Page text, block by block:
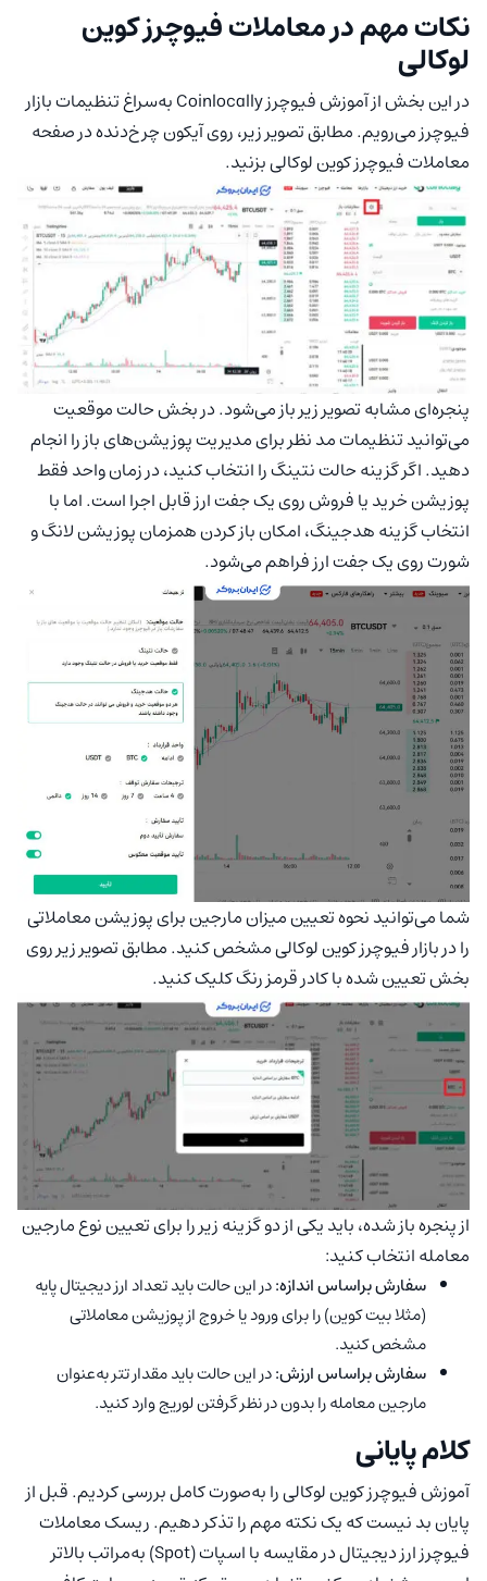
نکات مهم در معاملات فیوچرز کوین
لوکالی
در این بخش از آموزش فیوچرز Coinlocally به‌سراغ تنظیمات بازار
فیوچرز می‌رویم. مطابق تصویر زیر، روی آیکون چرخ‌دنده در صفحه
معاملات فیوچرز کوین لوکالی بزنید.
پنجره‌ای مشابه تصویر زیر باز می‌شود. در بخش حالت موقعیت
می‌توانید تنظیمات مد نظر برای مدیریت پوزیشن‌های باز را انجام
دهید. اگر گزینه حالت نتینگ را انتخاب کنید، در زمان واحد فقط
پوزیشن خرید یا فروش روی یک جفت ارز قابل اجرا است. اما با
انتخاب گزینه هدجینگ، امکان باز کردن همزمان پوزیشن لانگ و
شورت روی یک جفت ارز فراهم می‌شود.
شما می‌توانید نحوه تعیین میزان مارجین برای پوزیشن معاملاتی
را در بازار فیوچرز کوین لوکالی مشخص کنید. مطابق تصویر زیر روی
بخش تعیین شده با کادر قرمز رنگ کلیک کنید.
از پنجره باز شده، باید یکی از دو گزینه زیر را برای تعیین نوع مارجین
معامله انتخاب کنید:
سفارش براساس اندازه:در این حالت باید تعداد ارز دیجیتال پایه
(مثلا بیت کوین) را برای ورود یا خروج از پوزیشن معاملاتی
مشخص کنید.
سفارش براساس ارزش:در این حالت باید مقدار تتر به‌عنوان
مارجین معامله را بدون در نظر گرفتن لوریج وارد کنید.
کلام پایانی
آموزش فیوچرز کوین لوکالی را به‌صورت کامل بررسی کردیم. قبل از
پایان بد نیست که یک نکته مهم را تذکر دهیم. ریسک معاملات
فیوچرز ارز دیجیتال در مقایسه با اسپات (Spot) به‌مراتب بالاتر